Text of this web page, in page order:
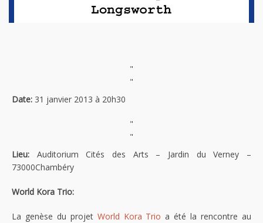
"
"
Date: 31 janvier 2013 à 20h30
"
"
Lieu: Auditorium Cités des Arts – Jardin du Verney –
73000Chambéry
World Kora Trio:
La genèse du projet World Kora Trio a été la rencontre au